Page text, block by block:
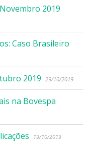
2019
Caso Brasileiro
2019 29/10/2019
na Bovespa
19/10/2019